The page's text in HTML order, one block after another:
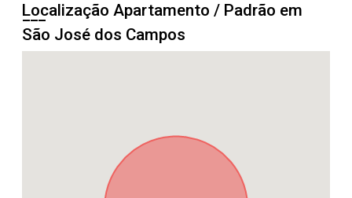
Localização Apartamento / Padrão em
São José dos Campos